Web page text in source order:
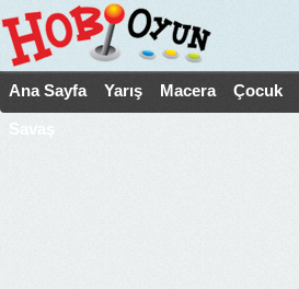
Ana Sayfa Yarış Macera Çocuk